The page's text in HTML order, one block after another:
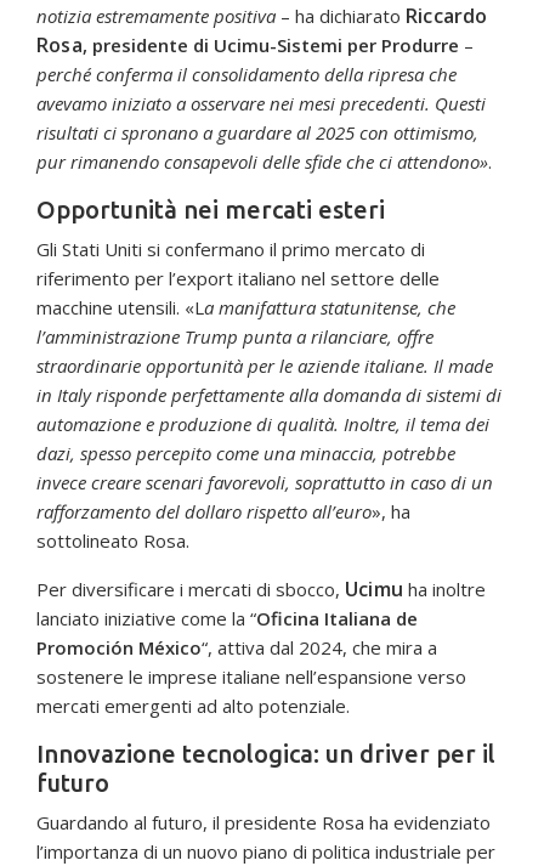
notizia estremamente positiva – ha dichiarato Riccardo
Rosa, presidente di Ucimu-Sistemi per Produrre –
perché conferma il consolidamento della ripresa che
avevamo iniziato a osservare nei mesi precedenti. Questi
risultati ci spronano a guardare al 2025 con ottimismo,
pur rimanendo consapevoli delle sfide che ci attendono».
Opportunità nei mercati esteri
Gli Stati Uniti si confermano il primo mercato di
riferimento per l’export italiano nel settore delle
macchine utensili. «L a manifattura statunitense, che
l’amministrazione Trump punta a rilanciare, offre
straordinarie opportunità per le aziende italiane. Il made
in Italy risponde perfettamente alla domanda di sistemi di
automazione e produzione di qualità. Inoltre, il tema dei
dazi, spesso percepito come una minaccia, potrebbe
invece creare scenari favorevoli, soprattutto in caso di un
rafforzamento del dollaro rispetto all’euro», ha
sottolineato Rosa.
Per diversificare i mercati di sbocco, Ucimu ha inoltre
lanciato iniziative come la “Oficina Italiana de
Promoción México“, attiva dal 2024, che mira a
sostenere le imprese italiane nell’espansione verso
mercati emergenti ad alto potenziale.
Innovazione tecnologica: un driver per il
futuro
Guardando al futuro, il presidente Rosa ha evidenziato
l’importanza di un nuovo piano di politica industriale per